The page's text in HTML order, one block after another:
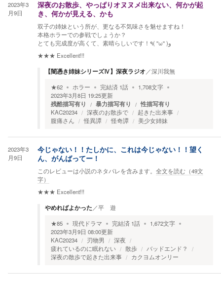
2023年3
月9日
深夜のお散歩、やっぱりオヌヌメ出来ない、何かが起
き、何かが見える、かも
双子の姉妹という所が、更なる不気味さを魅せますね！
本格ホラーでの参戦でしょうか？
とても完成度が高くて、素晴らしいです！٩( ''ω'' )و
★★★ Excellent!!!
【闇憑き姉妹シリーズⅣ】深夜ラジオ ／深川我無
★62 ホラー 完結済 1話 1,708文字
2023年3月8日 19:25更新
残酷描写有り 暴力描写有り 性描写有り
KAC20234 深夜のお散歩で
起きた出来事
腹痛さん
怪異譚 怪奇譚 美少女姉妹
2023年3
月9日
今じゃない！！たしかに、これは今じゃない！！望く
ん、がんばってー！
このレビューは小説のネタバレを含みます。 全文を読む（49文
字）
★★★ Excellent!!!
やめればよかった ／平 遊
★85 現代ドラマ 完結済 1話 1,672文字
2023年3月9日 08:00更新
KAC20234
刃物男
深夜
疲れているのに眠れない
散歩
バッドエンド？
深夜の散歩で起きた出来事
カクヨムオンリー